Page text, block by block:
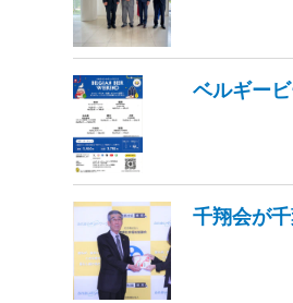
ベルギー
千翔会が